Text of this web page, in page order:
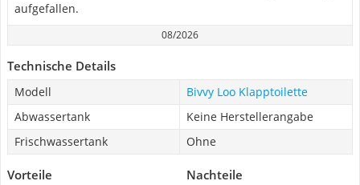
aufgefallen.
08/2026
Technische Details
Modell
Bivvy Loo Klapptoilette
Abwassertank
Keine Herstellerangabe
Frischwassertank
Ohne
Vorteile Nachteile